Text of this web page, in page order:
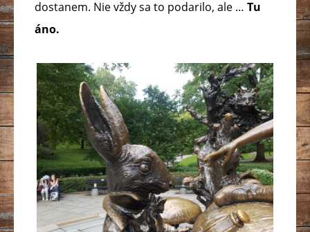
dostanem. Nie vždy sa to podarilo, ale … Tu
áno.